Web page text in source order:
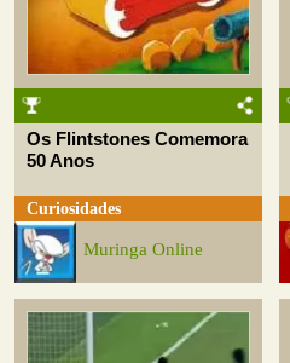
Os Flintstones Comemora
50 Anos
Curiosidades
Muringa Online